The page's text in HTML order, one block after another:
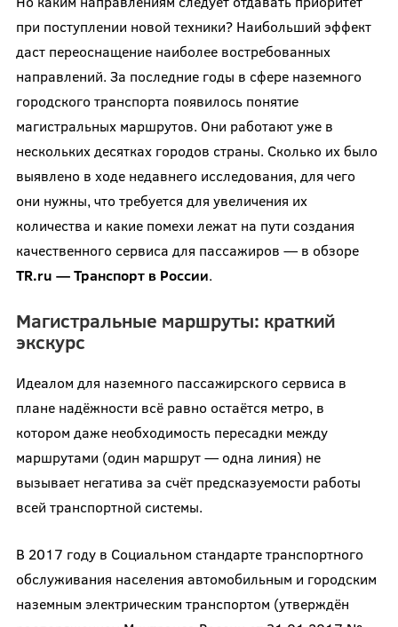
при поступлении новой техники? Наибольший эффект
даст переоснащение наиболее востребованных
направлений. За последние годы в сфере наземного
городского транспорта появилось понятие
магистральных маршрутов. Они работают уже в
нескольких десятках городов страны. Сколько их было
выявлено в ходе недавнего исследования, для чего
они нужны, что требуется для увеличения их
количества и какие помехи лежат на пути создания
качественного сервиса для пассажиров — в обзоре
TR.ru — Транспорт в России.
Магистральные маршруты: краткий
экскурс
Идеалом для наземного пассажирского сервиса в
плане надёжности всё равно остаётся метро, в
котором даже необходимость пересадки между
маршрутами (один маршрут — одна линия) не
вызывает негатива за счёт предсказуемости работы
всей транспортной системы.
В 2017 году в Социальном стандарте транспортного
обслуживания населения автомобильным и городским
наземным электрическим транспортом (утверждён